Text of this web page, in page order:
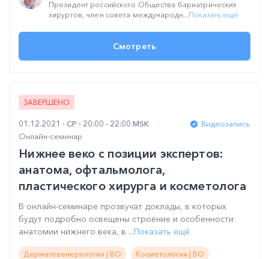
Президент российского Общества бариатрических
хирургов, член совета международн...Показать ещё
Смотреть
ЗАВЕРШЕНО
01.12.2021 СР 20:00 - 22:00 MSK
Видеозапись
Онлайн-семинар
Нижнее веко с позиции экспертов:
анатома, офтальмолога,
пластического хирурга и косметолога
В онлайн-семинаре прозвучат доклады, в которых
будут подробно освещены строение и особенности
анатомии нижнего века, в ...Показать ещё
Дерматовенерология | ВО Косметология | ВО